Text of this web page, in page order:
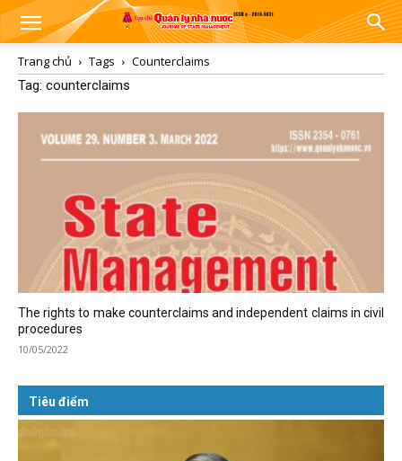
Trang chủ Tags
Counterclaims
Tag: counterclaims
The rights to make counterclaims and independent claims in civil
procedures
10/05/2022
Tiêu điểm